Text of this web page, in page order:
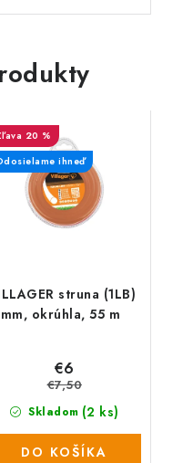
struna (1LB)
okrúhla, 55 m
20 %
ihneď
Skladom (2 ks)
€6
€7,50
DO KOŠÍKA